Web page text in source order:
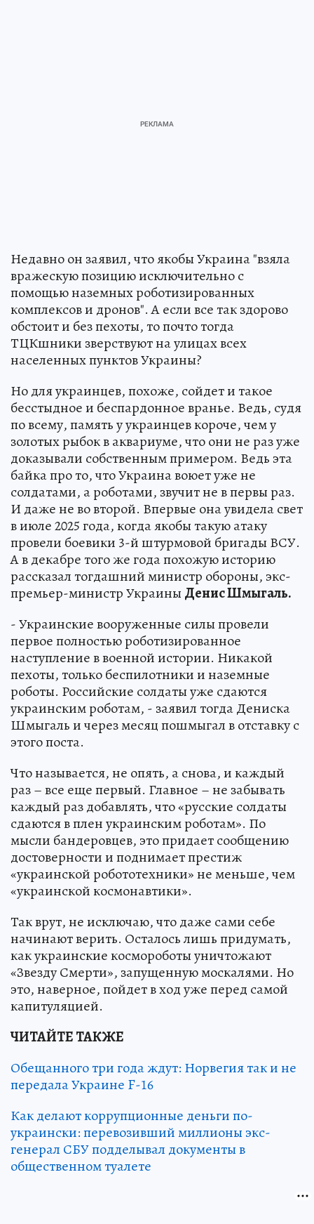
Недавно он заявил, что якобы Украина "взяла
вражескую позицию исключительно с
помощью наземных роботизированных
комплексов и дронов". А если все так здорово
обстоит и без пехоты, то почто тогда
ТЦКшники зверствуют на улицах всех
населенных пунктов Украины?
Но для украинцев, похоже, сойдет и такое
бесстыдное и беспардонное вранье. Ведь, судя
по всему, память у украинцев короче, чем у
золотых рыбок в аквариуме, что они не раз уже
доказывали собственным примером. Ведь эта
байка про то, что Украина воюет уже не
солдатами, а роботами, звучит не в первы раз.
И даже не во второй. Впервые она увидела свет
в июле 2025 года, когда якобы такую атаку
провели боевики 3-й штурмовой бригады ВСУ.
А в декабре того же года похожую историю
рассказал тогдашний министр обороны, экс-
премьер-министр Украины Денис Шмыгаль.
- Украинские вооруженные силы провели
первое полностью роботизированное
наступление в военной истории. Никакой
пехоты, только беспилотники и наземные
роботы. Российские солдаты уже сдаются
украинским роботам, - заявил тогда Дениска
Шмыгаль и через месяц пошмыгал в отставку с
этого поста.
Что называется, не опять, а снова, и каждый
раз – все еще первый. Главное – не забывать
каждый раз добавлять, что «русские солдаты
сдаются в плен украинским роботам». По
мысли бандеровцев, это придает сообщению
достоверности и поднимает престиж
«украинской робототехники» не меньше, чем
«украинской космонавтики».
Так врут, не исключаю, что даже сами себе
начинают верить. Осталось лишь придумать,
как украинские космороботы уничтожают
«Звезду Смерти», запущенную москалями. Но
это, наверное, пойдет в ход уже перед самой
капитуляцией.
ЧИТАЙТЕ ТАКЖЕ
Обещанного три года ждут: Норвегия так и не
передала Украине F-16
Как делают коррупционные деньги по-
украински: перевозивший миллионы экс-
генерал СБУ подделывал документы в
общественном туалете